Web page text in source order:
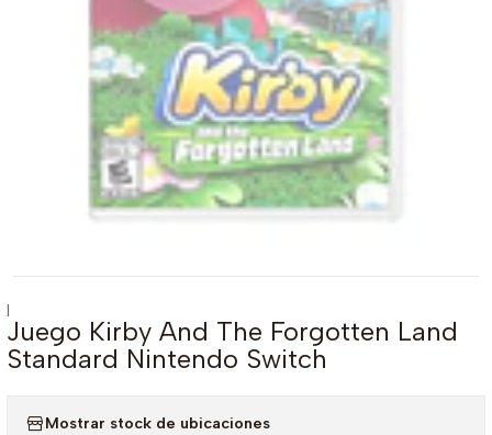
|
Juego Kirby And The Forgotten Land
Standard Nintendo Switch
Mostrar stock de ubicaciones